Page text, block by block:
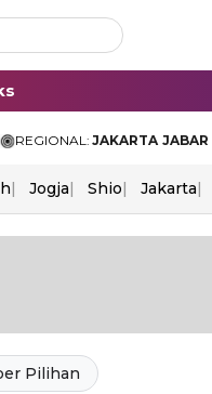
REGIONAL: JAKARTA JABAR
Jogja Shio Jakarta
Pilihan